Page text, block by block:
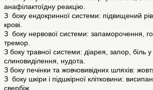
анафілактоїдну реакцію.
З боку ендокринної системи: підвищений
крові.
З боку нервової системи: запаморочення,
тремор.
З боку травної системи: діарея, запор, біль
слиновиділення, нудота.
З боку печінки та жовчовивідних шляхів:
З боку шкіри і підшкірної клітковини:
свербіж.